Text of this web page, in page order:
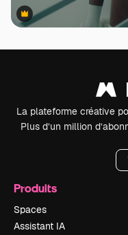
Premium
Premium
La plateforme créative
Plus d’un million
Produits
Spaces
Assistant IA